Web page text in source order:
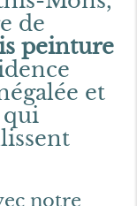
de
peinture
et
qui
notre